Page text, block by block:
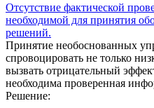
Отсутствие фактической
необходимой для принятия
решений.
Принятие необоснованных
спровоцировать не только
вызвать отрицательный
необходима проверенная
Решение: